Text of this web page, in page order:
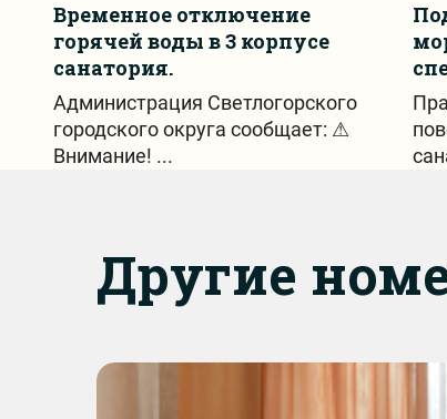
Временное отключение
горячей воды в 3 корпусе
санатория.
Администрация Светлогорского
городского округа сообщает: ⚠
Внимание! ...
Другие